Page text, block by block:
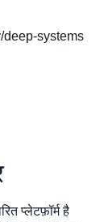
deep-systems
प्लेटफ़ॉर्म है